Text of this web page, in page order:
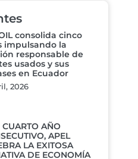
consolida cinco
impulsando la
responsable de
usados y sus
en Ecuador
2026
CUARTO AÑO
APEL
LA EXITOSA
DE ECONOMÍA